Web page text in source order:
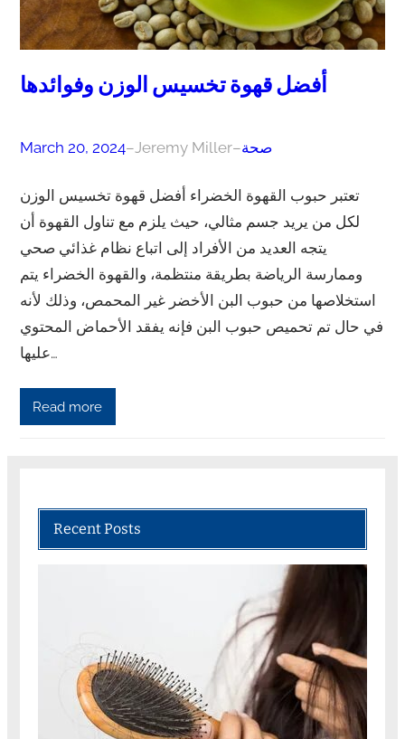
أفضل قهوة تخسيس الوزن وفوائدها
March 20, 2024–Jeremy Miller–صحة
تعتبر حبوب القهوة الخضراء أفضل قهوة تخسيس الوزن
لكل من يريد جسم مثالي، حيث يلزم مع تناول القهوة أن
يتجه العديد من الأفراد إلى اتباع نظام غذائي صحي
وممارسة الرياضة بطريقة منتظمة، والقهوة الخضراء يتم
استخلاصها من حبوب البن الأخضر غير المحمص، وذلك لأنه
في حال تم تحميص حبوب البن فإنه يفقد الأحماض المحتوي
عليها…
Read more
Recent Posts